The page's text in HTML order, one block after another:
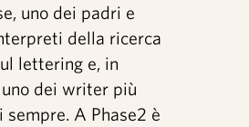
Focus
Artisti
uno dei padri e
della ricerca
lettering e, in
dei writer più
A Phase2 è